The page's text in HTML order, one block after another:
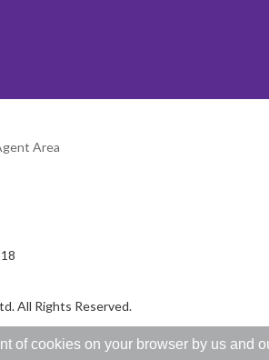
of cookies on your browser by us and
Area
All Rights Reserved.